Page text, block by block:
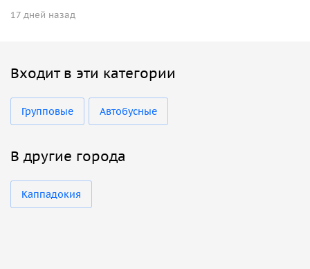
17 дней назад
Входит в эти категории
Групповые Автобусные
В другие города
Каппадокия